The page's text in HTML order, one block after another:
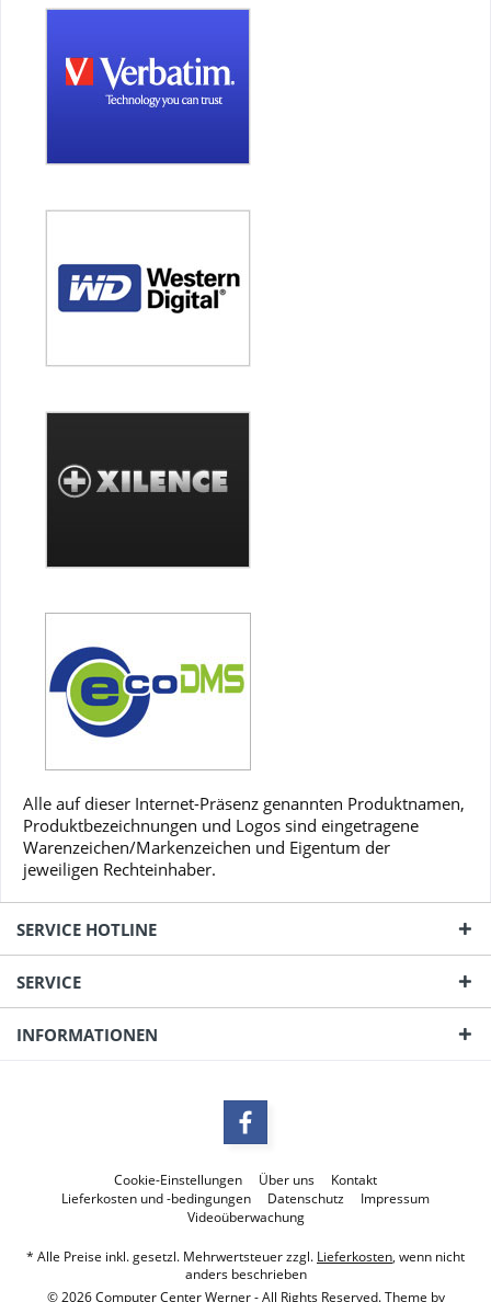
Alle auf dieser Internet-Präsenz genannten Produktnamen,
Produktbezeichnungen und Logos sind eingetragene
Warenzeichen/Markenzeichen und Eigentum der
jeweiligen Rechteinhaber.
SERVICE HOTLINE
SERVICE
INFORMATIONEN
Cookie-Einstellungen Über uns
Kontakt
Lieferkosten und -bedingungen
Datenschutz
Impressum
Videoüberwachung
* Alle Preise inkl. gesetzl. Mehrwertsteuer zzgl. Lieferkosten, wenn nicht
anders beschrieben
© 2026 Computer Center Werner - All Rights Reserved. Theme by